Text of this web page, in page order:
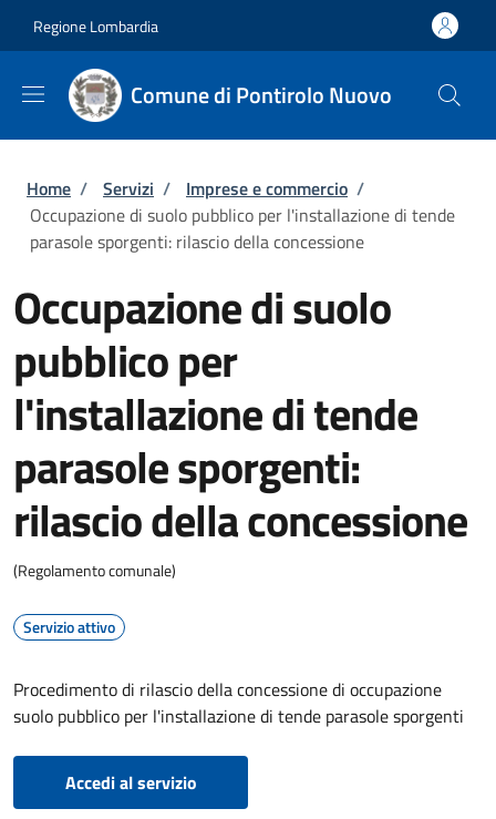
Regione Lombardia
Comune di Pontirolo Nuovo
Briciole di pane
Home / Servizi / Imprese e commercio /
Occupazione di suolo pubblico per l'installazione di tende
parasole sporgenti: rilascio della concessione
Occupazione di suolo
pubblico per
l'installazione di tende
parasole sporgenti:
rilascio della concessione
(Regolamento comunale)
Servizio attivo
Procedimento di rilascio della concessione di occupazione
suolo pubblico per l'installazione di tende parasole sporgenti
Accedi al servizio